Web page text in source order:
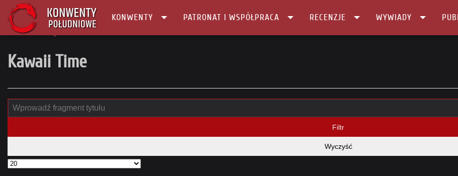
KONWENTY PATRONAT I WSPÓŁPRACA RECENZJE WYWIADY
Główna
Kawaii Time
Filtr
Wyczyść